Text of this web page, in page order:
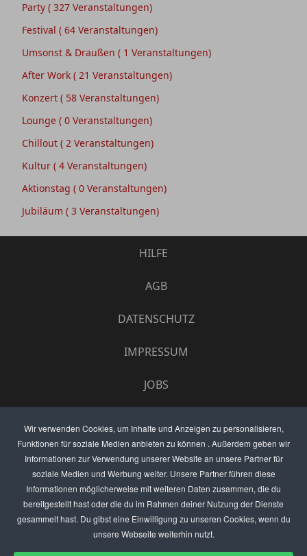
Wir verwenden Cookies, um Inhalte und Anzeigen zu personalisieren,
Funktionen für soziale Medien anbieten zu können . Außerdem geben wir
Informationen zur Verwendung unserer Website an unsere Partner für
soziale Medien und Werbung weiter. Unsere Partner führen diese
Informationen möglicherweise mit weiteren Daten zusammen, die du
bereitgestellt hast oder die du im Rahmen deiner Nutzung der Dienste
gesammelt hast. Du gibst eine Einwilligung zu unseren Cookies, wenn du
unsere Webseite weiterhin nutzt.
Party ( 327 Veranstaltungen)
Festival ( 64 Veranstaltungen)
Umsonst & Draußen ( 1 Veranstaltungen)
After Work ( 21 Veranstaltungen)
Konzert ( 58 Veranstaltungen)
Lounge ( 0 Veranstaltungen)
Chillout ( 2 Veranstaltungen)
Kultur ( 4 Veranstaltungen)
Aktionstag ( 0 Veranstaltungen)
Jubiläum ( 3 Veranstaltungen)
HILFE
AGB
DATENSCHUTZ
IMPRESSUM
JOBS
ANZEIGEN PREISE
BEWERTET UNS
KONTAKT
THEMENVORSCHLAG